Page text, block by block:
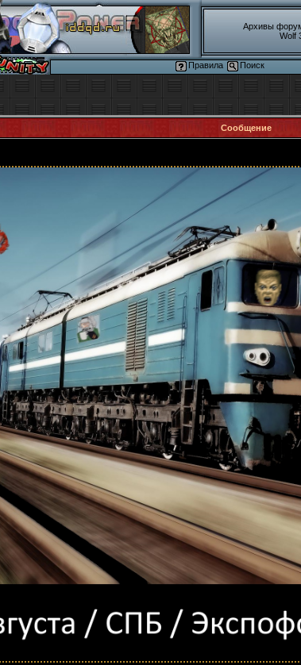
Архивы
Wolf
Правила Поиск
Сообщение